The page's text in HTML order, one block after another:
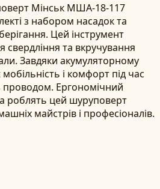
Мінськ МША-18-117
з набором насадок та
Цей інструмент
свердління та вкручування
Завдяки акумуляторному
і комфорт під час
Ергономічний
роблять цей шуруповерт
майстрів і професіоналів.